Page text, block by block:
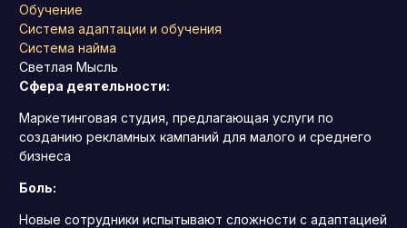
Обучение
Система адаптации и обучения
Система найма
Светлая Мысль
Сфера деятельности:
Маркетинговая студия, предлагающая услуги по
созданию рекламных кампаний для малого и среднего
бизнеса
Боль:
Новые сотрудники испытывают сложности с адаптацией